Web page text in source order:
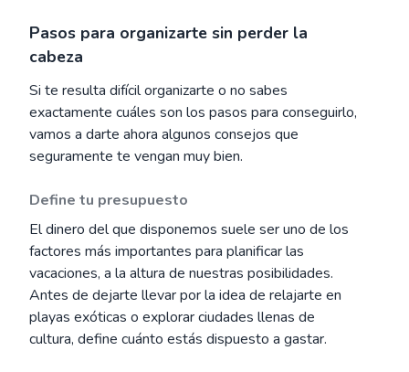
Pasos para organizarte sin perder la
cabeza
Si te resulta difícil organizarte o no sabes
exactamente cuáles son los pasos para conseguirlo,
vamos a darte ahora algunos consejos que
seguramente te vengan muy bien.
Define tu presupuesto
El dinero del que disponemos suele ser uno de los
factores más importantes para planificar las
vacaciones, a la altura de nuestras posibilidades.
Antes de dejarte llevar por la idea de relajarte en
playas exóticas o explorar ciudades llenas de
cultura, define cuánto estás dispuesto a gastar.